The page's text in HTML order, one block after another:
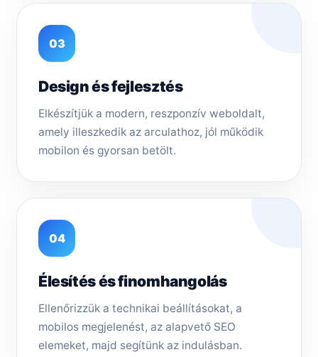
03
Design és fejlesztés
Elkészítjük a modern, reszponzív weboldalt,
amely illeszkedik az arculathoz, jól működik
mobilon és gyorsan betölt.
04
Élesítés és finomhangolás
Ellenőrizzük a technikai beállításokat, a
mobilos megjelenést, az alapvető SEO
elemeket, majd segítünk az indulásban.